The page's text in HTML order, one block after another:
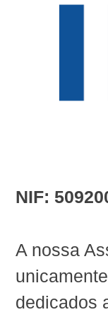
NIF:
A nossa
dedicados